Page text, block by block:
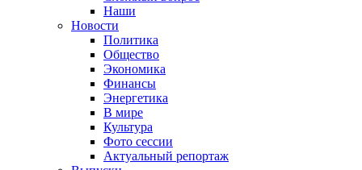
Наши
Новости
Политика
Общество
Экономика
Финансы
Энергетика
В мире
Культура
Фото сессии
Актуальный репортаж